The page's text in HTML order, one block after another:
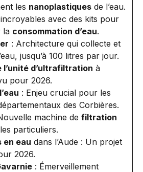
les nanoplastiques de l’eau.
incroyables avec des kits pour
la consommation d’eau.
: Architecture qui collecte et
jusqu’à 100 litres par jour.
l’unité d’ultrafiltration à
pour 2026.
: Enjeu crucial pour les
des Corbières.
machine de filtration
particuliers.
en eau dans l’Aude : Un projet
2026.
: Émerveillement